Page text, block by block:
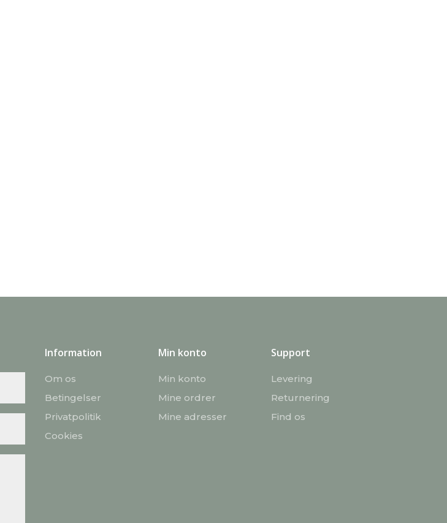
Information
Om os
Betingelser
Privatpolitik
Cookies
Min konto
Min konto
Mine ordrer
Mine adresser
Support
Levering
Returnering
Find os